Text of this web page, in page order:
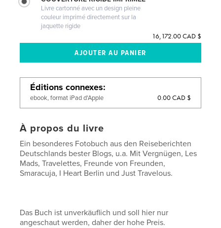
Livre cartonné avec un design pleine
couleur imprimé directement sur la
jaquette rigide
16,172.00 CAD $
Éditions connexes
ebook, format iPad d'Apple 0.00 CAD $
À propos du livre
Ein besonderes Fotobuch aus den Reiseberichten
Deutschlands bester Blogs, u.a. Mit Vergnügen, Les
Mads, Travelettes, Freunde von Freunden,
Smaracuja, I Heart Berlin und Just Travelous.
Das Buch ist unverkäuflich und soll hier nur
angeschaut werden, daher der hohe Preis.